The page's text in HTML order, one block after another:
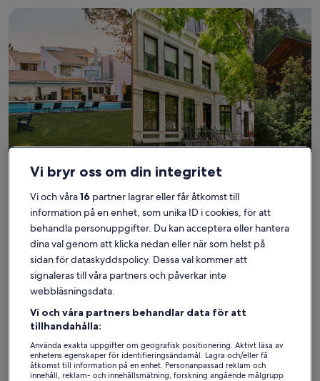
Sök bland lägenheter sök efter
Hitta bostäder nära
populära sevärdheter i
Minamiizu
Vi bryr oss om din integritet
Vi och våra16 partner lagrar eller får åtkomst till
information på en enhet, som unika ID i cookies, för att
behandla personuppgifter. Du kan acceptera eller hantera
dina val genom att klicka nedan eller när som helst på
sidan för dataskyddspolicy. Dessa val kommer att
signaleras till våra partners och påverkar inte
webbläsningsdata.
Vi och våra partners behandlar data för att
tillhandahålla:
Använda exakta uppgifter om geografisk positionering. Aktivt läsa av
enhetens egenskaper för identifieringsändamål. Lagra och/eller få
åtkomst till information på en enhet. Personanpassad reklam och
innehåll, reklam- och innehållsmätning, forskning angående målgrupp